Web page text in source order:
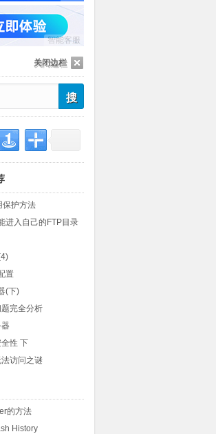
智能客服
关闭边栏
保护方法
进入自己的FTP目录
置
(下)
完全分析
性 下
访问之谜
的方法
History